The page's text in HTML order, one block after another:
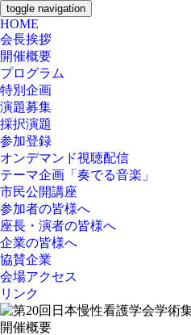
toggle navigation
HOME
会長挨拶
開催概要
プログラム
特別企画
演題募集
採択演題
参加登録
オンデマンド視聴配信
テーマ企画「奏でる音楽」
市民公開講座
参加者の皆様へ
座長・演者の皆様へ
企業の皆様へ
協賛企業
会場アクセス
リンク
開催概要